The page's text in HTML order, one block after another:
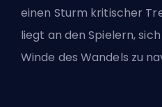
einen Sturm kritischer
liegt an den Spielern,
Winde des Wandels zu